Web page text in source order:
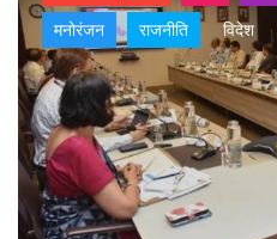
मनोरंजन
राजनीति विदेश